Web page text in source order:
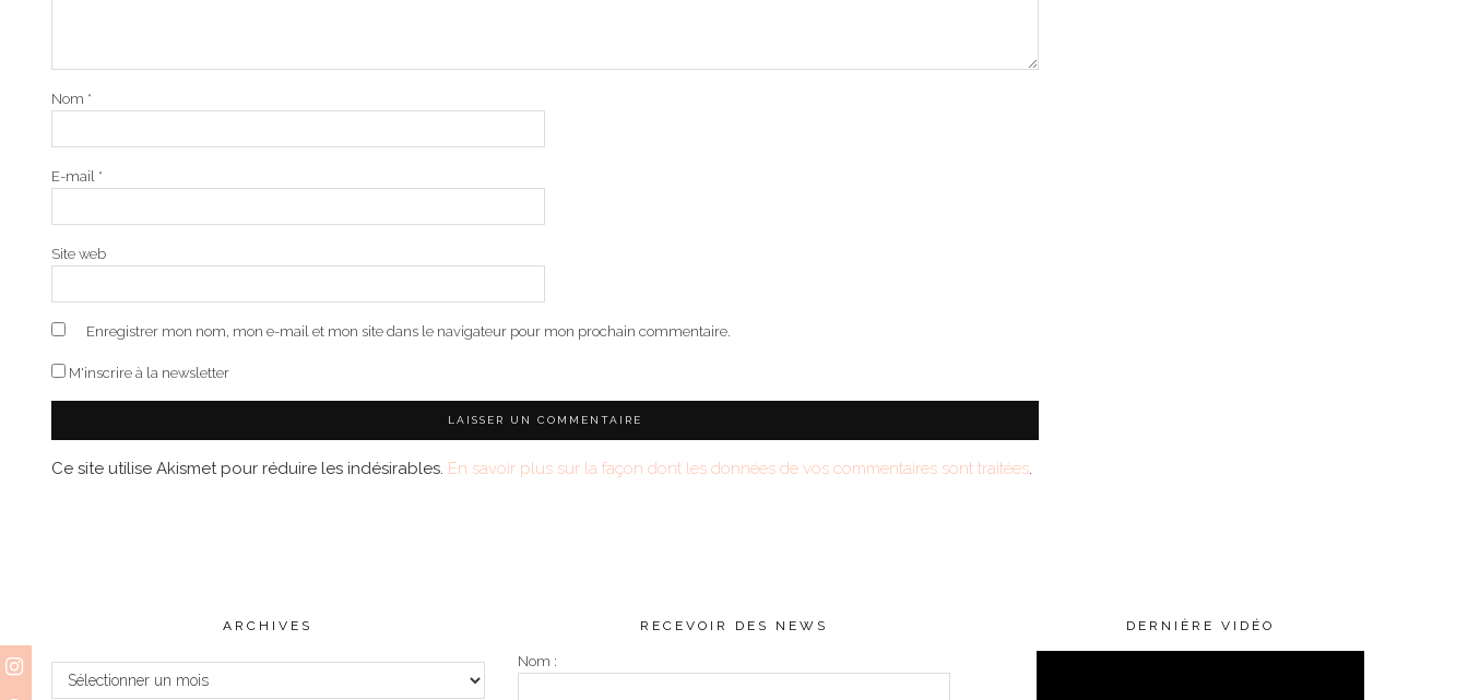
Nom *
E-mail *
Site web
Enregistrer mon nom, mon e-mail et mon site dans le navigateur pour mon prochain commentaire.
M'inscrire à la newsletter
Ce site utilise Akismet pour réduire les indésirables. En savoir plus sur la façon dont les données de vos commentaires sont traitées.
ARCHIVES
Archives
RECEVOIR DES NEWS
Nom :
DERNIÈRE VIDÉO